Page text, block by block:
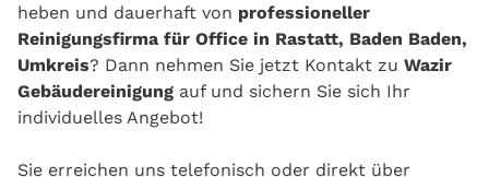
heben und dauerhaft von professioneller
Reinigungsfirma für Office in Rastatt, Baden Baden,
Umkreis? Dann nehmen Sie jetzt Kontakt zu Wazir
Gebäudereinigung auf und sichern Sie sich Ihr
individuelles Angebot!
Sie erreichen uns telefonisch oder direkt über